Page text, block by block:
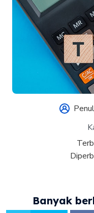
Banyak